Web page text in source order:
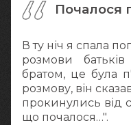
Почалося
В ту ніч я спала
розмови
братом, це була
розмову, він
прокинулись від
що почалося…".